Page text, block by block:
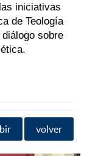
iniciativas
de Teología
sobre
volver